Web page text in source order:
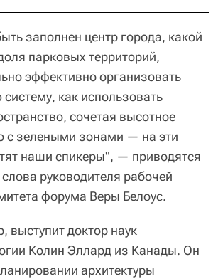
заполнен центр города, какой
парковых территорий,
эффективно организовать
как использовать
сочетая высотное
с зелеными зонами — на эти
наши спикеры", — приводятся
руководителя рабочей
форума Веры Белоус.
выступит доктор наук
Колин Эллард из Канады. Он
архитектуры